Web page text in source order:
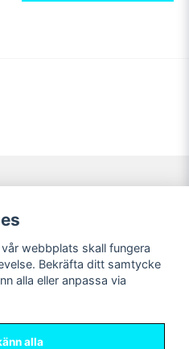
Mitt konto
Logga in
Registrera dig
Glömt lösenord?
webbplats skall fungera
Bekräfta ditt samtycke
alla eller anpassa via
alla